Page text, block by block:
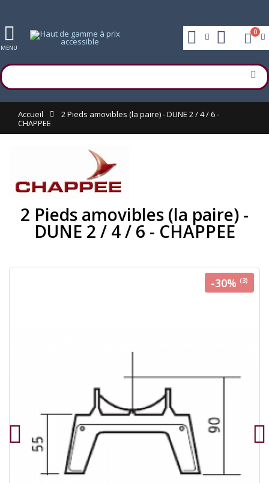
MENU
0
Accueil
2 Pieds amovibles (la paire) - DUNE 2 / 4 / 6 -
CHAPPEE
2 Pieds amovibles (la paire) -
DUNE 2 / 4 / 6 - CHAPPEE
-30% (3)